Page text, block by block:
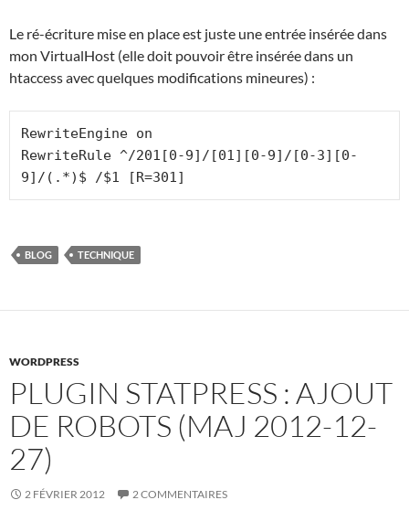
Le ré-écriture mise en place est juste une entrée insérée dans
mon VirtualHost (elle doit pouvoir être insérée dans un
htaccess avec quelques modifications mineures) :
RewriteEngine on
RewriteRule ^/201[0-9]/[01][0-9]/[0-3][0-
9]/(.*)$ /$1 [R=301]
BLOG TECHNIQUE
WORDPRESS
PLUGIN STATPRESS : AJOUT
DE ROBOTS (MAJ 2012-12-
27)
2 FÉVRIER 2012 2 COMMENTAIRES